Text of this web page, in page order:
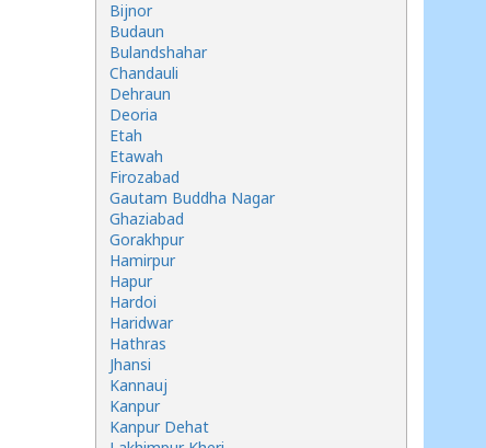
Bijnor
Budaun
Bulandshahar
Chandauli
Dehraun
Deoria
Etah
Etawah
Firozabad
Gautam Buddha Nagar
Ghaziabad
Gorakhpur
Hamirpur
Hapur
Hardoi
Haridwar
Hathras
Jhansi
Kannauj
Kanpur
Kanpur Dehat